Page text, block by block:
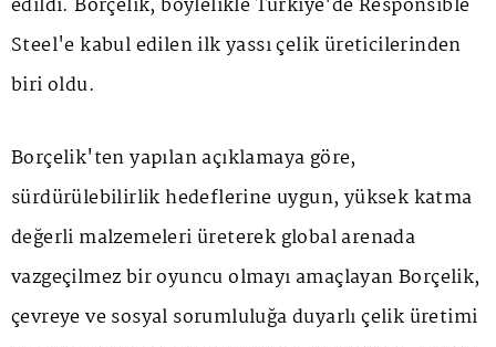
Steel'e kabul edilen ilk yassı çelik üreticilerinden
biri oldu.
Borçelik'ten yapılan açıklamaya göre,
sürdürülebilirlik hedeflerine uygun, yüksek katma
değerli malzemeleri üreterek global arenada
vazgeçilmez bir oyuncu olmayı amaçlayan Borçelik,
çevreye ve sosyal sorumluluğa duyarlı çelik üretimi